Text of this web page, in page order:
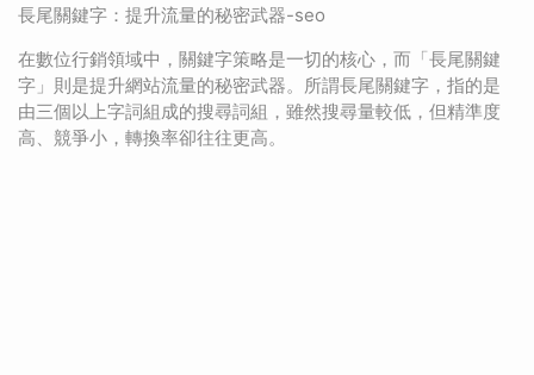
長尾關鍵字：提升流量的秘密武器-seo
在數位行銷領域中，關鍵字策略是一切的核心，而「長尾關鍵
字」則是提升網站流量的秘密武器。所謂長尾關鍵字，指的是
由三個以上字詞組成的搜尋詞組，雖然搜尋量較低，但精準度
高、競爭小，轉換率卻往往更高。